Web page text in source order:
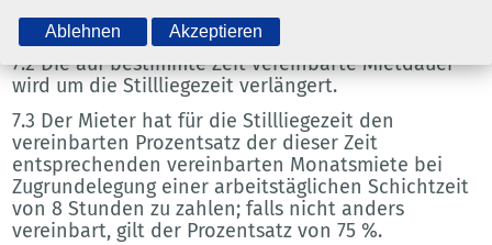
diese Zeit als Stillliegezeit.
7.2 Die auf bestimmte Zeit vereinbarte Mietdauer
wird um die Stillliegezeit verlängert.
7.3 Der Mieter hat für die Stillliegezeit den
vereinbarten Prozentsatz der dieser Zeit
entsprechenden vereinbarten Monatsmiete bei
Zugrundelegung einer arbeitstäglichen Schichtzeit
von 8 Stunden zu zahlen; falls nicht anders
vereinbart, gilt der Prozentsatz von 75 %.
Ablehnen Akzeptieren